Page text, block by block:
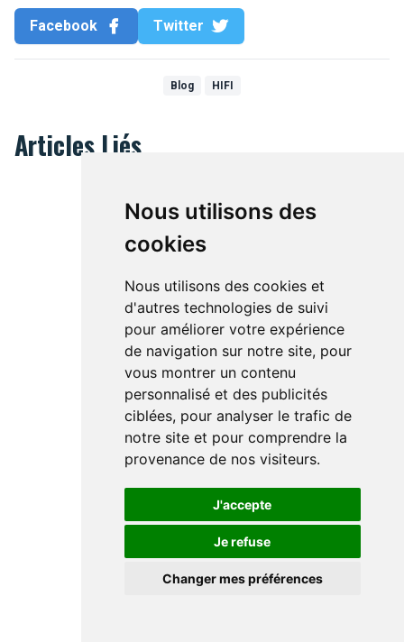
Nous utilisons des
cookies
Nous utilisons des cookies et
d'autres technologies de suivi
pour améliorer votre expérience
de navigation sur notre site, pour
vous montrer un contenu
personnalisé et des publicités
ciblées, pour analyser le trafic de
notre site et pour comprendre la
provenance de nos visiteurs.
J'accepte
Je refuse
Changer mes préférences
Facebook Twitter
Blog HIFI
Articles Liés